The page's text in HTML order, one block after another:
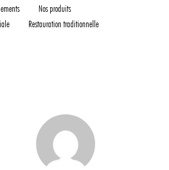
Nos produits
Restauration traditionnelle